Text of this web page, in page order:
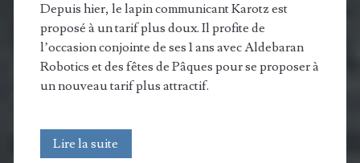
Depuis hier, le lapin communicant Karotz est
proposé à un tarif plus doux. Il profite de
l’occasion conjointe de ses 1 ans avec Aldebaran
Robotics et des fêtes de Pâques pour se proposer à
un nouveau tarif plus attractif.
Lire la suite